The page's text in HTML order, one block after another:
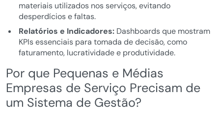
materiais utilizados nos serviços, evitando
desperdícios e faltas.
Relatórios e Indicadores:Dashboards que mostram
KPIs essenciais para tomada de decisão, como
faturamento, lucratividade e produtividade.
Por que Pequenas e Médias
Empresas de Serviço Precisam de
um Sistema de Gestão?